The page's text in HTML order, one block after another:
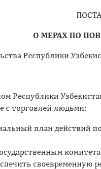
О МЕРАХ ПО
Республики
Республики
с торговлей людьми:
план действий